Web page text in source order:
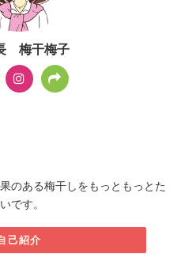
梅干梅子
のある梅干しをもっともっとた
です。
己紹介